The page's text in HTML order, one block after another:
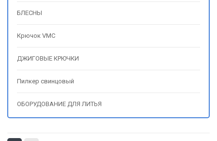
БЛЕСНЫ
Крючок VMC
ДЖИГОВЫЕ КРЮЧКИ
Пилкер свинцовый
ОБОРУДОВАНИЕ ДЛЯ ЛИТЬЯ